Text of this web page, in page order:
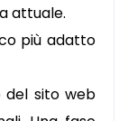
attuale.
più adatto
sito web